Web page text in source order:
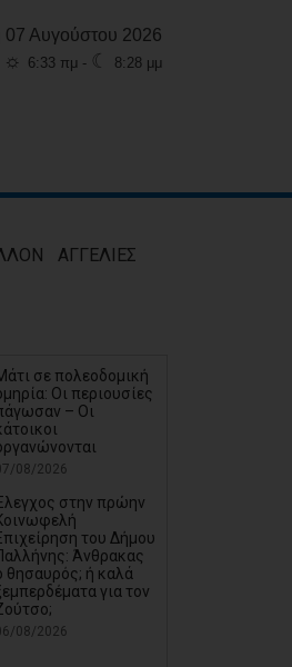
07 Αυγούστου 2026
☼ 6:33 πμ - ☾ 8:28 μμ
ΑΓΓΕΛΙΕΣ
σε πολεοδομική
Οι περιουσίες
– Οι
08/2026
στην πρώην
του Δήμου
Άνθρακας
θησαυρός; ή καλά
για τον
08/2026